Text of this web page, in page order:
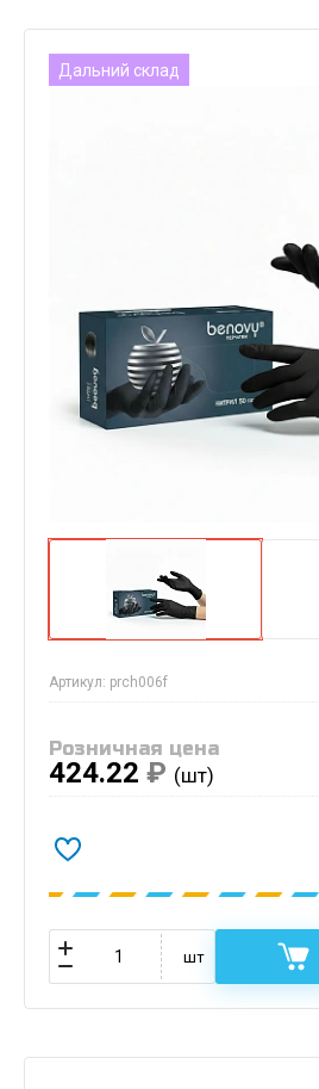
Дальний склад
Артикул: prch006f
Розничная цена
424.22 ₽ (шт)
шт